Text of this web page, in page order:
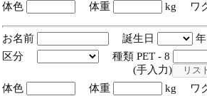
体色
体重 kg ワ
お名前 誕生日
区分
種類 PET - 8
(手入力)
体色
体重 kg ワ